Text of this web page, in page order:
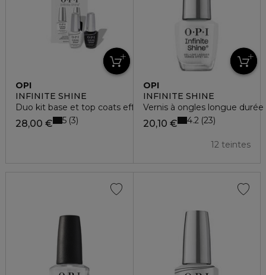
OPI
INFINITE SHINE
Duo kit base et top coats effet gel
28,00 € 5 3
OPI
INFINITE SHINE
Vernis à ongles longue
20,10 €
12 teintes
4.2 23